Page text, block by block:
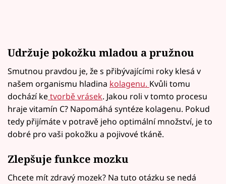
Udržuje pokožku mladou a pružnou
Smutnou pravdou je, že s přibývajícími roky klesá v
našem organismu hladina kolagenu. Kvůli tomu
dochází ketvorbě vrásek. Jakou roli v tomto procesu
hraje vitamín C? Napomáhá syntéze kolagenu. Pokud
tedy přijímáte v potravě jeho optimální množství, je to
dobré pro vaši pokožku a pojivové tkáně.
Zlepšuje funkce mozku
Chcete mít zdravý mozek? Na tuto otázku se nedá